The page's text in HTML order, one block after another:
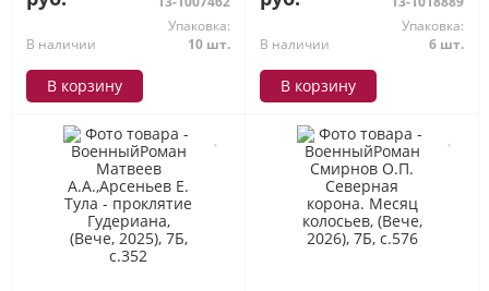
В наличии
Упаковка:
10 шт.
В корзину
В наличии
Упаковка:
6 шт.
В корзину